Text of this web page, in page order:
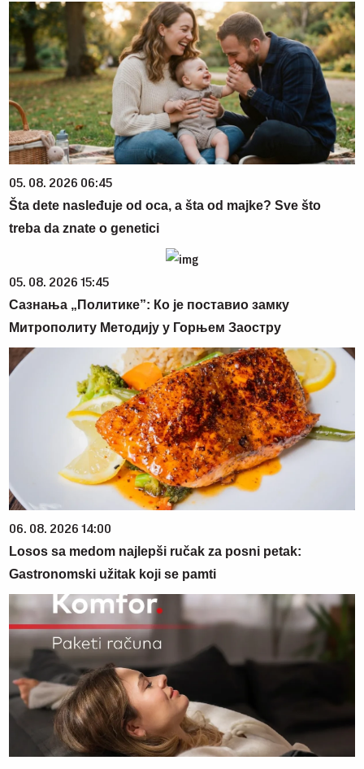
05. 08. 2026 06:45
Šta dete nasleđuje od oca, a šta od majke? Sve što
treba da znate o genetici
05. 08. 2026 15:45
Сазнања „Политике”: Ко је поставио замку
Митрополиту Методију у Горњем Заостру
06. 08. 2026 14:00
Losos sa medom najlepši ručak za posni petak:
Gastronomski užitak koji se pamti